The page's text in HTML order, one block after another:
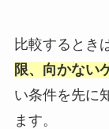
比較するとき
限、向かない
い条件を先に
ます。